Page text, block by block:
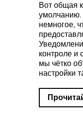
Вот общая
умолчанию.
немногое,
контроле и
мы чётко
настройки